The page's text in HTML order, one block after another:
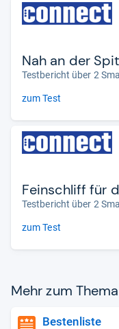
Nah an der
Testbericht über 2
zum Test
Feinschliff für
Testbericht über 2
zum Test
Mehr zum
Bestenliste